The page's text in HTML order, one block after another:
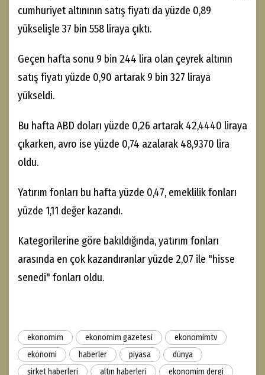
cumhuriyet altınının satış fiyatı da yüzde 0,89
yükselişle 37 bin 558 liraya çıktı.
Geçen hafta sonu 9 bin 244 lira olan çeyrek altının
satış fiyatı yüzde 0,90 artarak 9 bin 327 liraya
yükseldi.
Bu hafta ABD doları yüzde 0,26 artarak 42,4440 liraya
çıkarken, avro ise yüzde 0,74 azalarak 48,9370 lira
oldu.
Yatırım fonları bu hafta yüzde 0,47, emeklilik fonları
yüzde 1,11 değer kazandı.
Kategorilerine göre bakıldığında, yatırım fonları
arasında en çok kazandıranlar yüzde 2,07 ile "hisse
senedi" fonları oldu.
ekonomim ekonomim gazetesi
ekonomimtv
ekonomi
haberler piyasa
dünya
şirket haberleri
altın haberleri
ekonomim dergi